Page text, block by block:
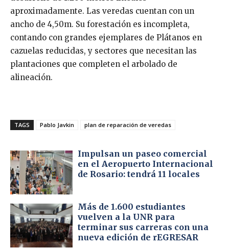
aproximadamente. Las veredas cuentan con un
ancho de 4,50m. Su forestación es incompleta,
contando con grandes ejemplares de Plátanos en
cazuelas reducidas, y sectores que necesitan las
plantaciones que completen el arbolado de
alineación.
TAGS Pablo Javkin plan de reparación de veredas
Impulsan un paseo comercial
en el Aeropuerto Internacional
de Rosario: tendrá 11 locales
Más de 1.600 estudiantes
vuelven a la UNR para
terminar sus carreras con una
nueva edición de rEGRESAR